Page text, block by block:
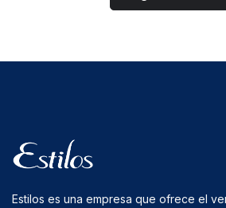
Estilos es una empresa que ofrece el